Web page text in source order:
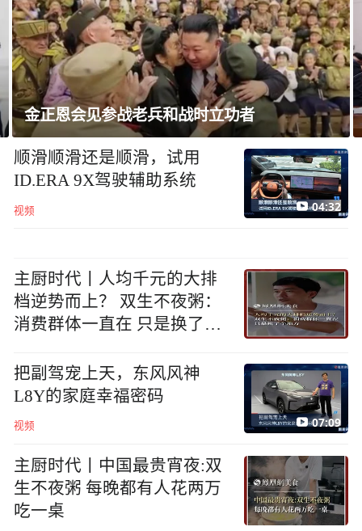
韩国足协就“性招待”外国裁判丑闻致歉
顺滑顺滑还是顺滑，试用
ID.ERA 9X驾驶辅助系统
视频 04:32
主厨时代丨人均千元的大排
档逆势而上？ 双生不夜粥：
消费群体一直在 只是换了个
把副驾宠上天，东风风神
L8Y的家庭幸福密码
视频 07:09
主厨时代丨中国最贵宵夜:双
生不夜粥 每晚都有人花两万
吃一桌